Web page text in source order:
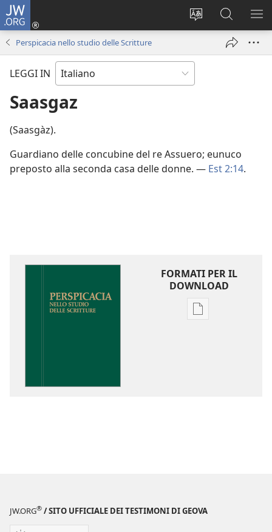
JW.ORG
Modificare
Accedi
(apre
finestra)
Cerca
in
JW.ORG
Perspicacia nello studio delle Scritture
LEGGI IN
Saasgaz
(Saasgàz).
Guardiano delle concubine del re Assuero; eunuco
preposto alla seconda casa delle donne. — Est 2:14.
FORMATI PER IL
DOWNLOAD
Opzioni
JW.ORG® / SITO UFFICIALE DEI TESTIMONI DI GEOVA